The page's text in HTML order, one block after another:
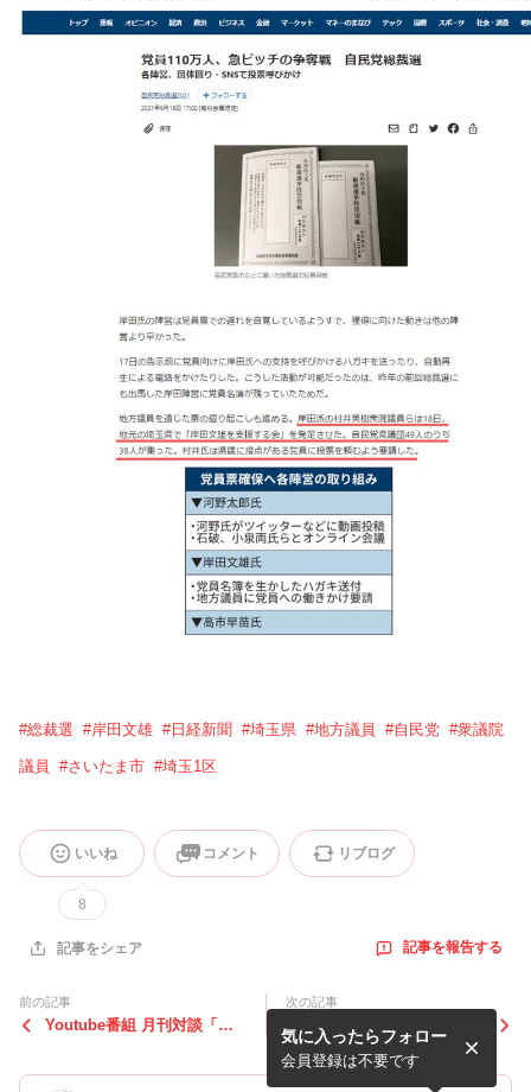
#総裁選 #岸田文雄 #日経新聞 #埼玉県 #地方議員 #自民党 #衆議院
議員 #さいたま市 #埼玉1区
いいね
8
コメント リブログ
記事をシェア 記事を報告する
前の記事
Youtube番組 月刊対談「古
次の記事
総裁選の動き ～4候補が討論
会～
気に入ったらフォロー
会員登録は不要です